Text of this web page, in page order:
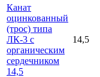
Канат
оцинкованный
(трос) типа
ЛК-3 с
органическим
сердечником
14,5
14,5